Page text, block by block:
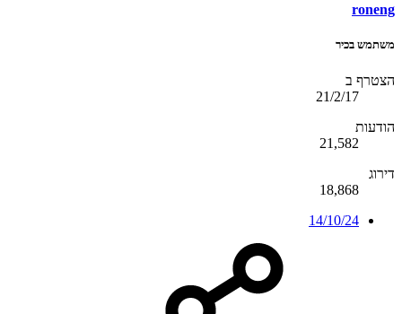
roneng
משתמש בכיר
הצטרף ב
21/2/17
הודעות
21,582
דירוג
18,868
14/10/24